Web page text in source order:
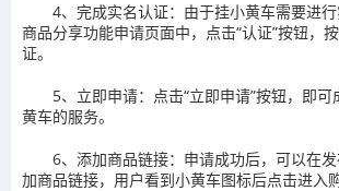
‌4、完成实名认证‌：由于挂小黄车需要进
商品分享功能申请页面中，点击“认证”按钮，
证。
‌5、立即申请‌：点击“立即申请”按钮，即
黄车的服务。
‌6、添加商品链接‌：申请成功后，可以在
加商品链接，用户看到小黄车图标后点击进入